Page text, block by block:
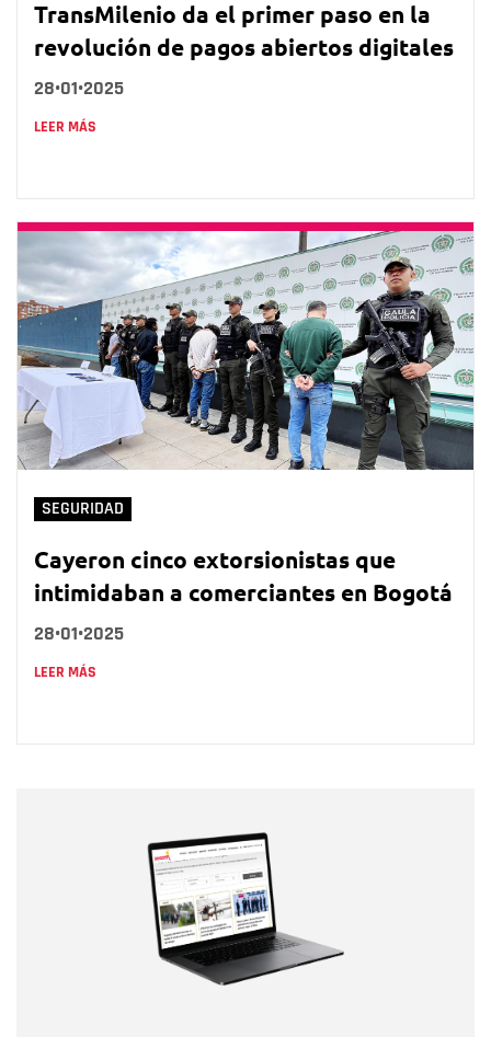
TransMilenio da el primer paso en la
revolución de pagos abiertos digitales
28•01•2025
LEER MÁS
SEGURIDAD
Cayeron cinco extorsionistas que
intimidaban a comerciantes en Bogotá
28•01•2025
LEER MÁS
Correo electrónico
Tipo de comentario